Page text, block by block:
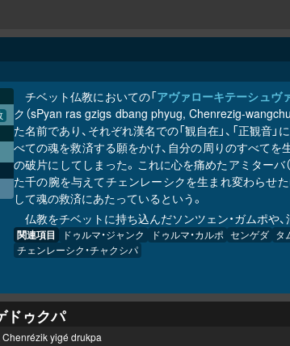
チベット仏教においての「アヴァローキテーシュヴ
ク（sPyan ras gzigs dbang phyug, Chenrezig-
た名前であり、それぞれ漢名での「観自在」、「正観
べての魂を救済する願をかけ、自分の周りのすべて
の破片にしてしまった。これに心を痛めたアミターバ
た千の腕を与えてチェンレーシクを生まれ変わらせ
して魂の救済にあたっているという。
仏教をチベットに持ち込んだソンツェン・ガムポや
関連項目 ドゥルマ・ジャンク ドゥルマ・カルポ センゲダ タ
チェンレーシク・チャクシパ
ドゥクパ
yigé drukpa